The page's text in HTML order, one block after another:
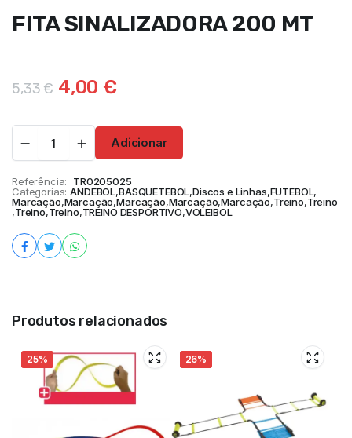
FITA SINALIZADORA 200 MT
5,33€ 4,00 €
Adicionar
Referência:
TR0205025
Categorias: ANDEBOL,BASQUETEBOL,Discos e Linhas,FUTEBOL,
Marcação,Marcação,Marcação,Marcação,Marcação,Treino,Treino
,Treino,Treino,TREINO DESPORTIVO,VOLEIBOL
Produtos relacionados
25% 26%